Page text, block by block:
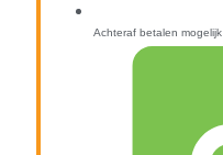
Achteraf betalen mogelijk